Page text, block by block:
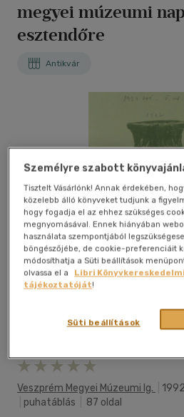
megyei múzeumi
esztendőre
Antikvár
Veszprém Megyei Múzeumi Ig. 1992
puhatáblás 87 oldal
Személyre szabott
Tisztelt Vásárlónk! Annak érdekében,
közelebb álló könyveket tudjunk a
hogy fogadja el az ehhez szükséges
megnyomásával. Ennek hiányában
használata szempontjából
böngészőjébe, de cookie-preferenciáit
módosíthatja a Süti beállítások
olvassa el a
Libri
tájékoztatóját!
Süti beállítások